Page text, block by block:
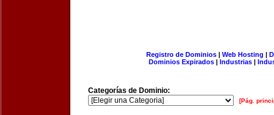
Registro de Dominios| Web Hosting |
Dominios Expirados | Industrias |
Categorías de Dominio:
[Pág.